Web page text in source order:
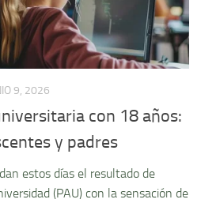
9, 2026
con 18 años:
y padres
estos días el resultado de
(PAU) con la sensación de